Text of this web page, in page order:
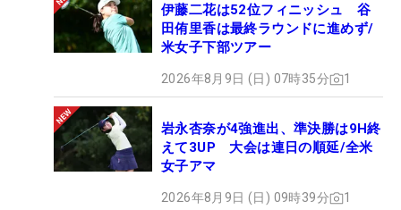
伊藤二花は52位フィニッシュ 谷
田侑里香は最終ラウンドに進めず/
米女子下部ツアー
2026年8月9日 (日) 07時35分 1
岩永杏奈が4強進出、準決勝は9H終
えて3UP 大会は連日の順延/全米
女子アマ
2026年8月9日 (日) 09時39分 1